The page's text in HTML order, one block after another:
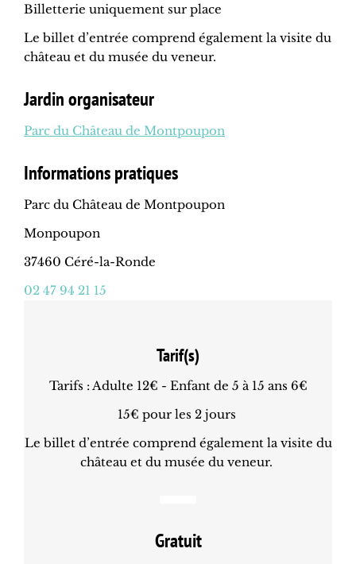
Billetterie uniquement sur place
Le billet d’entrée comprend également la visite du
château et du musée du veneur.
Jardin organisateur
Parc du Château de Montpoupon
Informations pratiques
Parc du Château de Montpoupon
Monpoupon
37460 Céré-la-Ronde
02 47 94 21 15
Tarif(s)
Tarifs : Adulte 12€ - Enfant de 5 à 15 ans 6€
15€ pour les 2 jours
Le billet d’entrée comprend également la visite du
château et du musée du veneur.
Gratuit